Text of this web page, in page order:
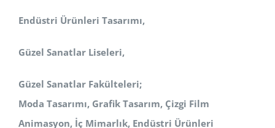
Endüstri Ürünleri Tasarımı,
Güzel Sanatlar Liseleri,
Güzel Sanatlar Fakülteleri;
Moda Tasarımı, Grafik Tasarım, Çizgi Film
Animasyon, İç Mimarlık, Endüstri Ürünleri